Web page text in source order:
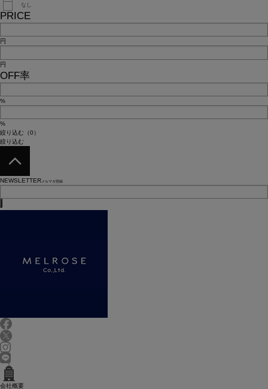
なし
PRICE
円
円
OFF率
%
%
絞り込む（0）
絞り込む
NEWSLETTERメルマガ登録
会社概要